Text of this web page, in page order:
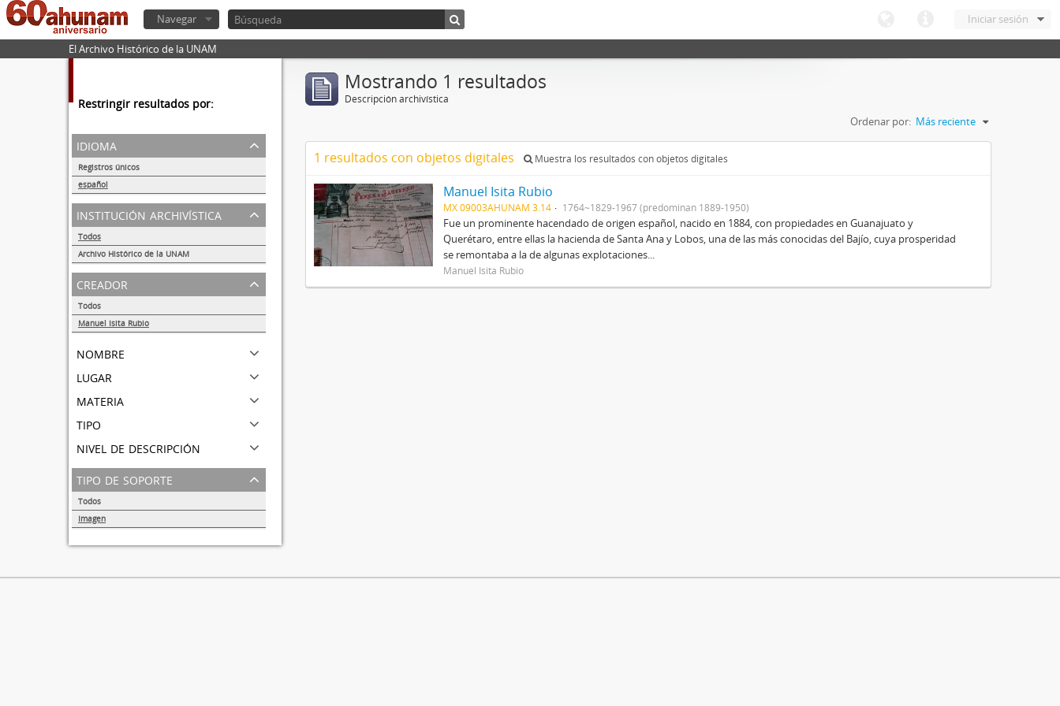
Iniciar sesión
Navegar
El Archivo Histórico de la UNAM
Restringir resultados por:
idioma
Registros únicos
español
1
institución archivística
Todos
Archivo Histórico de la UNAM
1
creador
Todos
Manuel Isita Rubio
nombre
lugar
materia
tipo
nivel de descripción
tipo de soporte
Todos
Imagen
Mostrando 1 resultados
Descripción archivística
Ordenar por: Más reciente
1 resultados con objetos digitales Muestra los resultados con objetos digitales
Manuel Isita Rubio
MX 09003AHUNAM 3.14 1764~1829-1967 (predominan 1889-1950)
Fue un prominente hacendado de origen español, nacido en 1884, con propiedades en Guanajuato y
Querétaro, entre ellas la hacienda de Santa Ana y Lobos, una de las más conocidas del Bajío, cuya prosperidad
se remontaba a la de algunas explotaciones...
Manuel Isita Rubio